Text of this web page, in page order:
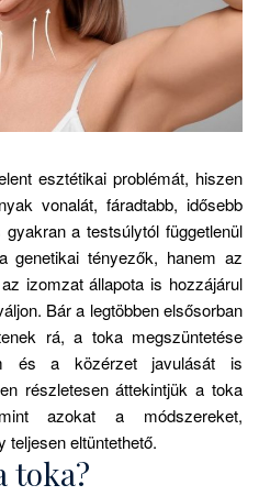
esztétikai problémát, hiszen
vonalát, fáradtabb, idősebb
a testsúlytól függetlenül
genetikai tényezők, hanem az
izomzat állapota is hozzájárul
Bár a legtöbben elsősorban
rá, a toka megszüntetése
és a közérzet javulását is
részletesen áttekintjük a toka
azokat a módszereket,
eltüntethető.
toka?